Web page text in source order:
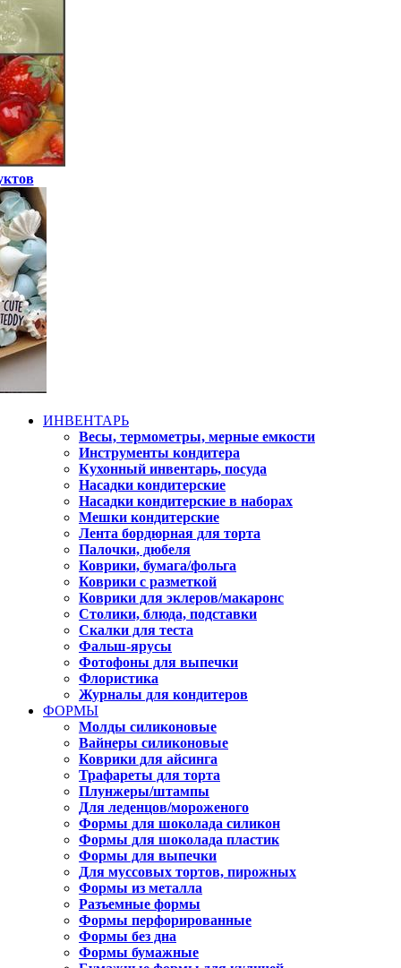
ИНВЕНТАРЬ
Весы, термометры, мерные емкости
Инструменты кондитера
Кухонный инвентарь, посуда
Насадки кондитерские
Насадки кондитерские в наборах
Мешки кондитерские
Лента бордюрная для торта
Палочки, дюбеля
Коврики, бумага/фольга
Коврики с разметкой
Коврики для эклеров/макаронс
Столики, блюда, подставки
Скалки для теста
Фальш-ярусы
Фотофоны для выпечки
Флористика
Журналы для кондитеров
ФОРМЫ
Молды силиконовые
Вайнеры силиконовые
Коврики для айсинга
Трафареты для торта
Плунжеры/штампы
Для леденцов/мороженого
Формы для шоколада силикон
Формы для шоколада пластик
Формы для выпечки
Для муссовых тортов, пирожных
Формы из металла
Разъемные формы
Формы перфорированные
Формы без дна
Формы бумажные